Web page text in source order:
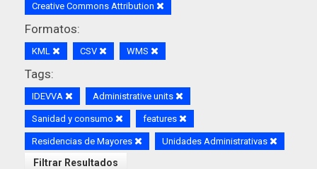
Creative Commons Attribution
Formatos:
KML CSV WMS
Tags:
IDEVVA Administrative units
Sanidad y consumo features
Residencias de Mayores Unidades Administrativas
Filtrar Resultados